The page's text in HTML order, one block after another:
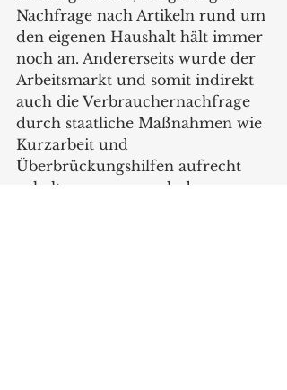
Nachfrage nach Artikeln rund um
den eigenen Haushalt hält immer
noch an. Andererseits wurde der
Arbeitsmarkt und somit indirekt
auch die Verbrauchernachfrage
durch staatliche Maßnahmen wie
Kurzarbeit und
Überbrückungshilfen aufrecht
gehalten, wovon auch der